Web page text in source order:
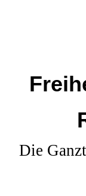
Die